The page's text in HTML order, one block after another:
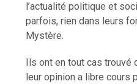
l’actualité politique et
parfois, rien dans leurs
Mystère.
Ils ont en tout cas trouvé
leur opinion a libre cours